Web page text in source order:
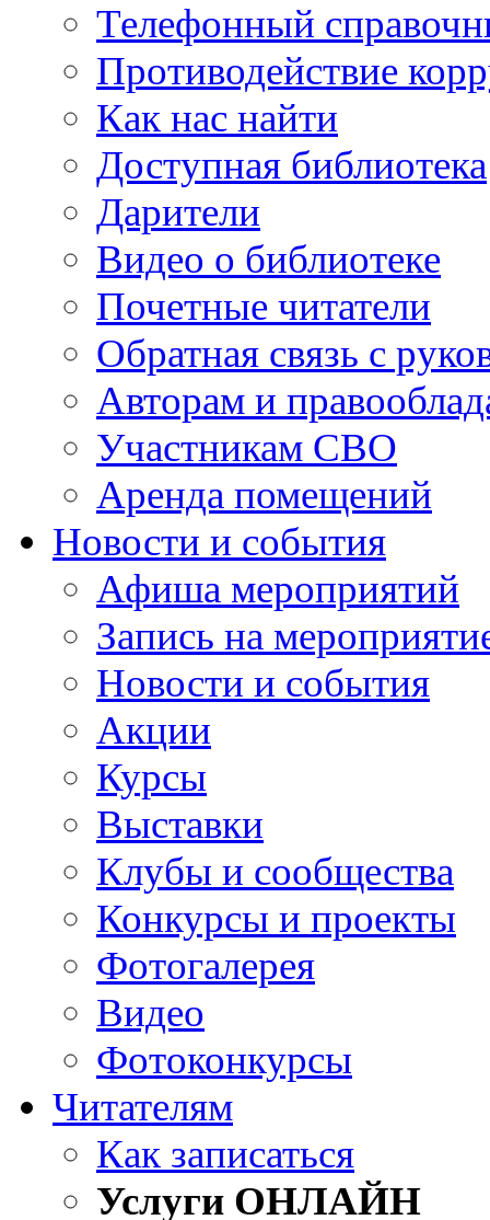
Телефонный
Противодействие
Как нас найти
Доступная библиотека
Дарители
Видео о библиотеке
Почетные читатели
Обратная связь с
Авторам и
Участникам СВО
Аренда помещений
Новости и события
Афиша мероприятий
Запись на
Новости и события
Акции
Курсы
Выставки
Клубы и сообщества
Конкурсы и проекты
Фотогалерея
Видео
Фотоконкурсы
Читателям
Как записаться
Услуги ОНЛАЙН